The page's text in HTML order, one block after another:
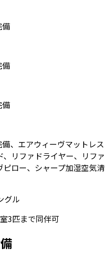
備
備
備
、エアウィーヴマットレス
リファドライヤー、リファ
ロー、シャープ加湿空気清
グル
3匹まで同伴可